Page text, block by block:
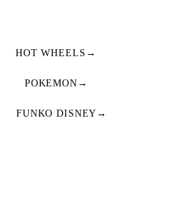
HOT WHEELS →
POKEMON →
FUNKO DISNEY →